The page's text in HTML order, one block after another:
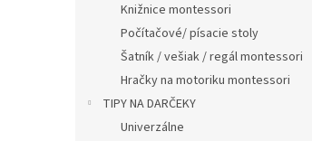
Knižnice montessori
Počítačové/ písacie stoly
Šatník / vešiak / regál montessori
Hračky na motoriku montessori
TIPY NA DARČEKY
Univerzálne